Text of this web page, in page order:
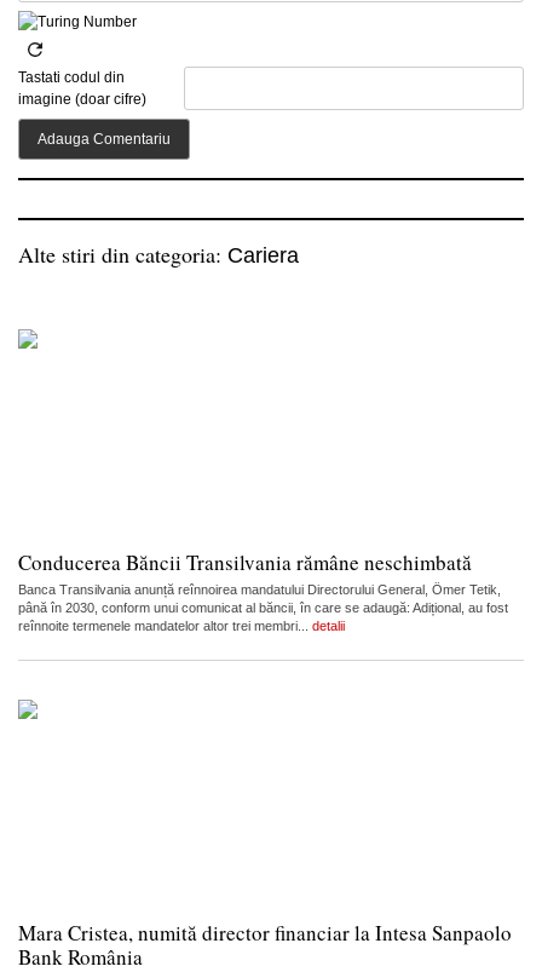
Tastati codul din
imagine (doar cifre)
Alte stiri din categoria: Cariera
Conducerea Băncii Transilvania rămâne neschimbată
Banca Transilvania anunță reînnoirea mandatului Directorului General, Ömer Tetik,
până în 2030, conform unui comunicat al băncii, în care se adaugă: Adițional, au fost
reînnoite termenele mandatelor altor trei membri... detalii
Mara Cristea, numită director financiar la Intesa Sanpaolo
Bank România